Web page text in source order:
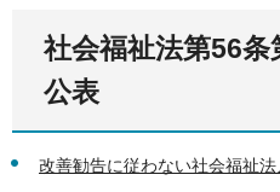
社会福祉法第56
公表
改善勧告に従わない社会福祉